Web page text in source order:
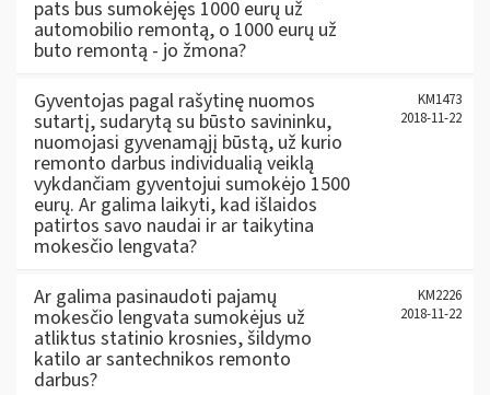
pats bus sumokėjęs 1000 eurų už
automobilio remontą, o 1000 eurų už
buto remontą - jo žmona?
Gyventojas pagal rašytinę nuomos
sutartį, sudarytą su būsto savininku,
nuomojasi gyvenamąjį būstą, už kurio
remonto darbus individualią veiklą
vykdančiam gyventojui sumokėjo 1500
eurų. Ar galima laikyti, kad išlaidos
patirtos savo naudai ir ar taikytina
mokesčio lengvata?
KM1473
2018-11-22
Ar galima pasinaudoti pajamų
mokesčio lengvata sumokėjus už
atliktus statinio krosnies, šildymo
katilo ar santechnikos remonto
darbus?
KM2226
2018-11-22